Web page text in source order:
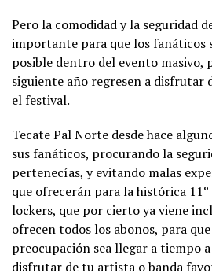
Pero la comodidad y la seguridad
importante para que los fanáticos
posible dentro del evento masivo,
siguiente año regresen a disfrutar
el festival.
Tecate Pal Norte desde hace
sus fanáticos, procurando la
pertenecías, y evitando malas
que ofrecerán para la histórica
lockers, que por cierto ya viene
ofrecen todos los abonos, para
preocupación sea llegar a tiempo
disfrutar de tu artista o banda